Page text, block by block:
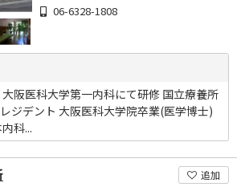
06-6328-1808
阪医科大学第一内科にて研修 国立療養所
ジデント 大阪医科大学院卒業(医学博士)
科...
追加